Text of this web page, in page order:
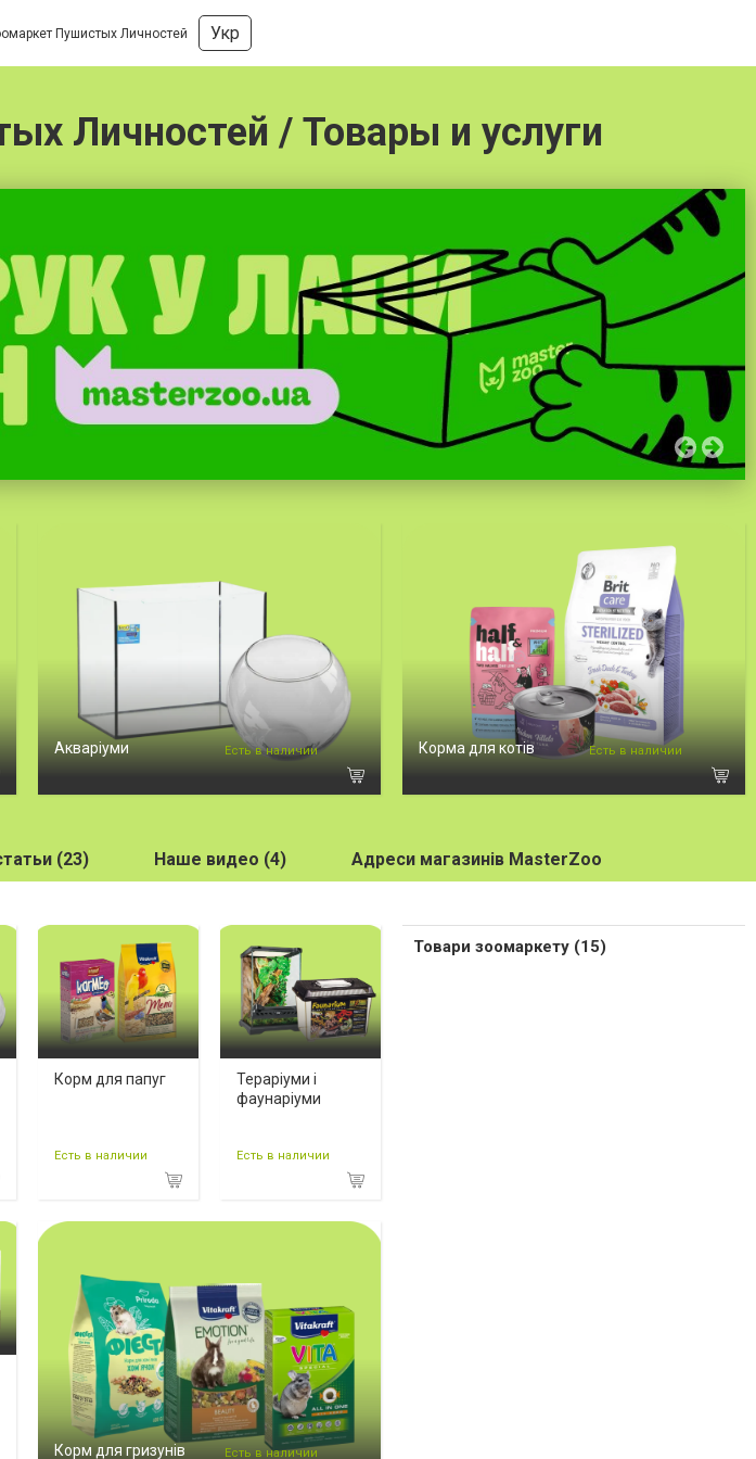
Пушистых Личностей Укр
Личностей / Товары и услуги
Акваріуми Есть в наличии Корма для котів Есть в наличии
(23) Наше видео (4) Адреси магазинів MasterZoo
Корм для папуг
Есть в наличии
Тераріуми і
фаунаріуми
Есть в наличии
Корм для гризунів Есть в наличии
Товари зоомаркету (15)